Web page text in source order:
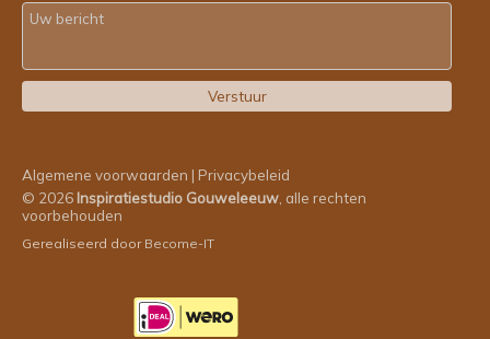
Algemene voorwaarden | Privacybeleid
© 2026 Inspiratiestudio Gouweleeuw , alle rechten
voorbehouden
Gerealiseerd door Become-IT